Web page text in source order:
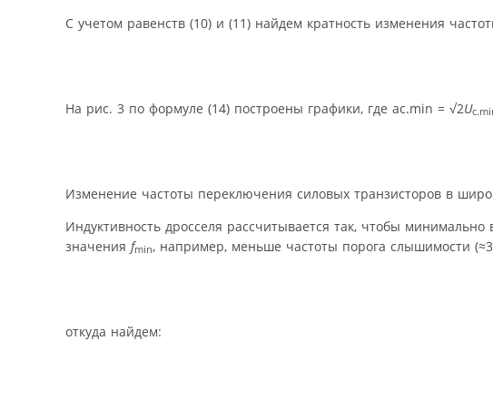
С учетом равенств (10) и (11) найдем кратность изменения
На рис. 3 по формуле (14) построены графики, где ac.min = √2U
Изменение частоты переключения силовых транзисторов в
Индуктивность дросселя рассчитывается так, чтобы минимально
значения fmin, например, меньше частоты порога слышимости
откуда найдем: